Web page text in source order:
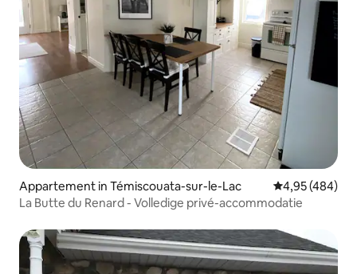
Appartement in Témiscouata-sur-le-Lac Gemiddelde
4,95 (484)
La Butte du Renard - Volledige privé-accommodatie